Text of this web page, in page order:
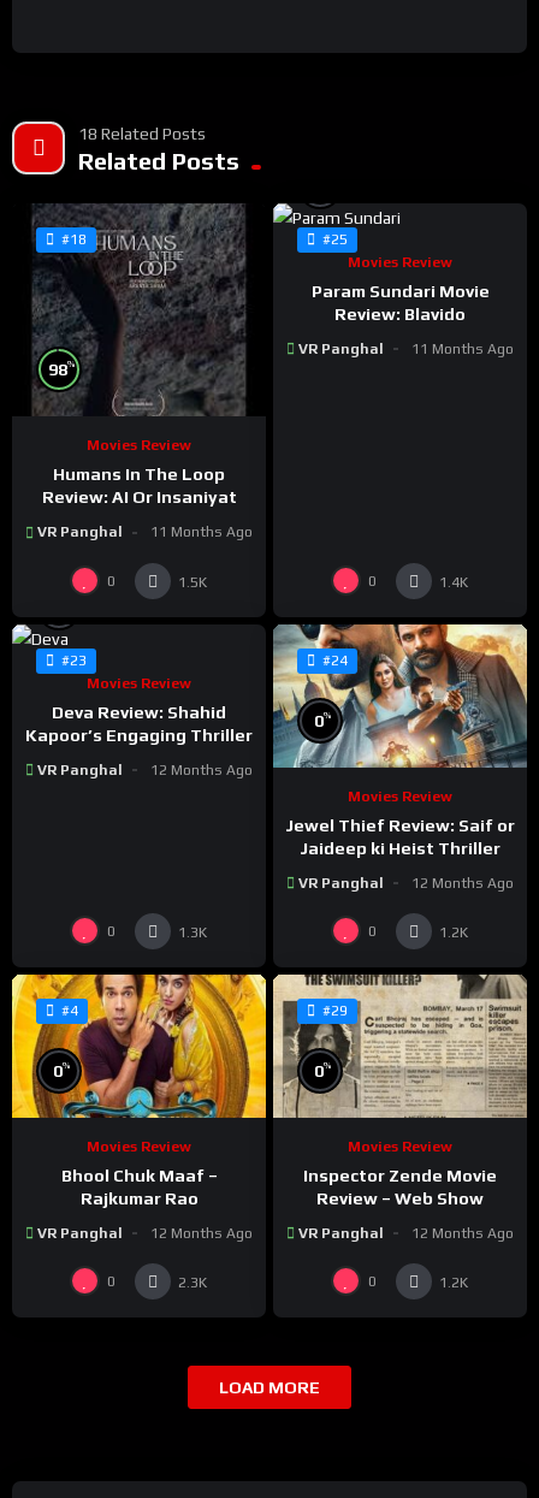
18 Related Posts
Related Posts
#18
98%
Movies Review
Humans In The Loop
Review: AI Or Insaniyat
VR Panghal 11 Months Ago
0 1.5K
#25
Movies Review
Param Sundari Movie
Review: Blavido
VR Panghal 11 Months Ago
0 1.4K
#23
Movies Review
Deva Review: Shahid
Kapoor’s Engaging Thriller
VR Panghal 12 Months Ago
0 1.3K
#24
0%
Movies Review
Jewel Thief Review: Saif or
Jaideep ki Heist Thriller
VR Panghal 12 Months Ago
0 1.2K
#4
0%
Movies Review
Bhool Chuk Maaf –
Rajkumar Rao
VR Panghal 12 Months Ago
0 2.3K
#29
0%
Movies Review
Inspector Zende Movie
Review – Web Show
VR Panghal 12 Months Ago
0 1.2K
LOAD MORE